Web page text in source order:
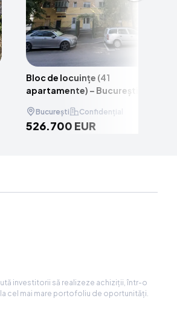
Bloc de locuințe (41
apartamente) – București,
București Confidențial
526.700 EUR
investitorii să realizeze achiziții, într-o
cel mai mare portofoliu de oportunități.